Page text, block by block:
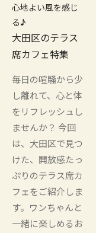
心地よい風を感じ
る♪
大田区のテラス
席カフェ特集
毎日の喧騒から少
し離れて、心と体
をリフレッシュし
ませんか？ 今回
は、大田区で見つ
けた、開放感たっ
ぷりのテラス席カ
フェをご紹介しま
す。ワンちゃんと
一緒に楽しめるお